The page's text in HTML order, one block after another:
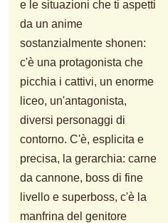
e le situazioni che ti aspetti
da un anime
sostanzialmente shonen:
c'è una protagonista che
picchia i cattivi, un enorme
liceo, un'antagonista,
diversi personaggi di
contorno. C'è, esplicita e
precisa, la gerarchia: carne
da cannone, boss di fine
livello e superboss, c'è la
manfrina del genitore